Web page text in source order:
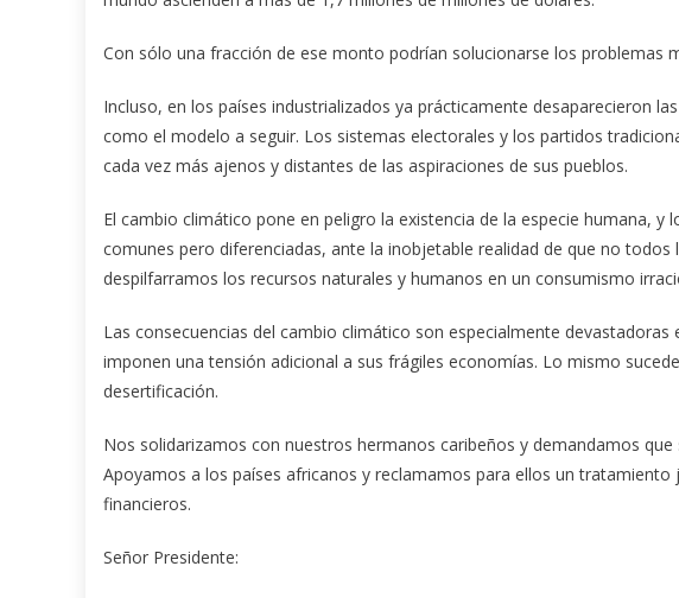
Con sólo una fracción de ese monto podrían solucionarse los problemas
Incluso, en los países industrializados ya prácticamente desaparecieron
como el modelo a seguir. Los sistemas electorales y los partidos
cada vez más ajenos y distantes de las aspiraciones de sus pueblos.
El cambio climático pone en peligro la existencia de la especie humana, y
comunes pero diferenciadas, ante la inobjetable realidad de que no
despilfarramos los recursos naturales y humanos en un consumismo
Las consecuencias del cambio climático son especialmente
imponen una tensión adicional a sus frágiles economías. Lo mismo
desertificación.
Nos solidarizamos con nuestros hermanos caribeños y demandamos
Apoyamos a los países africanos y reclamamos para ellos un
financieros.
Señor Presidente: